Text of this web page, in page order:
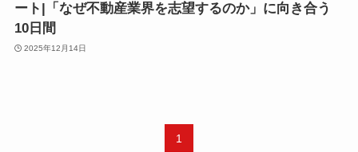
ート|「なぜ不動産業界を志望するのか」に向き合う
10日間
2025年12月14日
1